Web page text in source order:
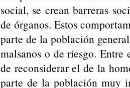
social, se crean barreras
de órganos. Estos
parte de la población
malsanos o de riesgo. Entre
de reconsiderar el de la
parte de la población muy